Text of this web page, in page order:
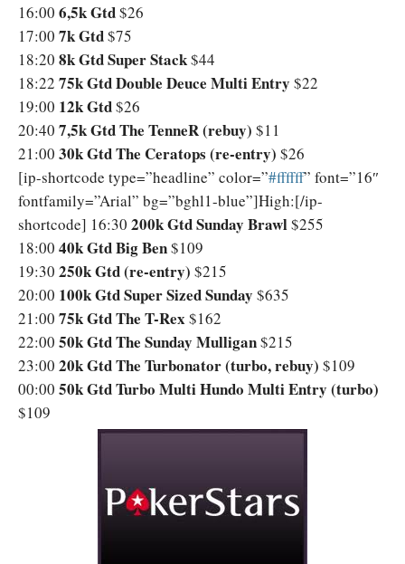
16:00 6,5k Gtd$26
17:00 7k Gtd$75
18:20 8k Gtd Super Stack$44
18:22 75k Gtd Double Deuce Multi Entry $22
19:00 12k Gtd$26
20:40 7,5k Gtd The TenneR (rebuy) $11
21:00 30k Gtd The Ceratops (re-entry) $26
[ip-shortcode type=”headline” color=”‪#‎ffffff‬” font=”16″
fontfamily=”Arial” bg=”bghl1-blue”]High:[/ip-
shortcode] 16:30 200k Gtd Sunday Brawl$255
18:00 40k Gtd Big Ben$109
19:30 250k Gtd (re-entry) $215
20:00 100k Gtd Super Sized Sunday $635
21:00 75k Gtd The T-Rex $162
22:00 50k Gtd The Sunday Mulligan$215
23:00 20k Gtd The Turbonator (turbo, rebuy) $109
00:00 50k Gtd Turbo Multi Hundo Multi Entry (turbo)
$109